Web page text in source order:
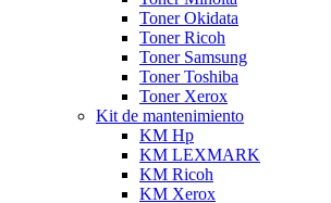
Toner Okidata
Toner Ricoh
Toner Samsung
Toner Toshiba
Toner Xerox
Kit de mantenimiento
KM Hp
KM LEXMARK
KM Ricoh
KM Xerox